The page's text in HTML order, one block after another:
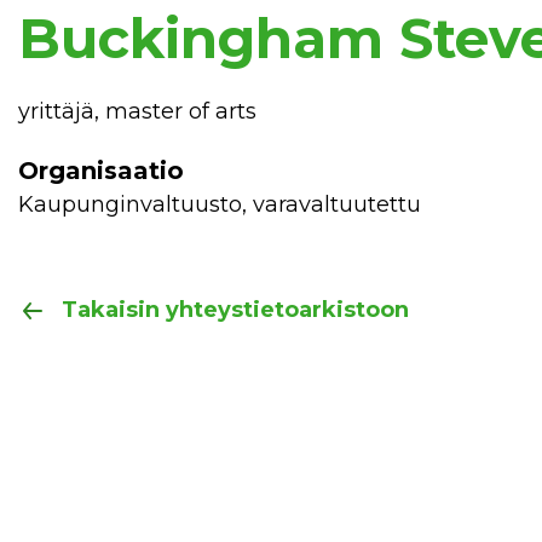
Buckingham
yrittäjä, master of arts
Organisaatio
Kaupunginvaltuusto, varavaltuutettu
Takaisin yhteystietoarkistoon